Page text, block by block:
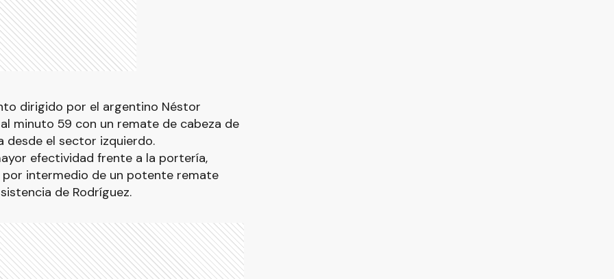
dirigido por el argentino Néstor
minuto 59 con un remate de cabeza de
desde el sector izquierdo.
efectividad frente a la portería,
intermedio de un potente remate
de Rodríguez.